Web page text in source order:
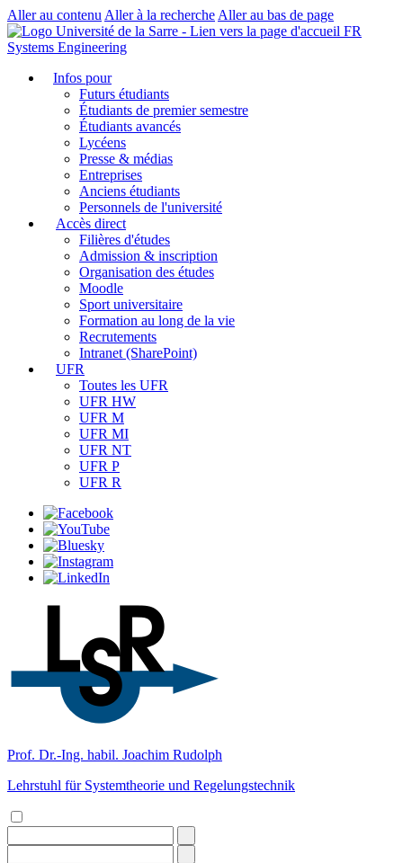
Aller au contenu Aller à la recherche Aller au bas de page
FR
Systems Engineering
Infos pour
Futurs étudiants
Étudiants de premier semestre
Étudiants avancés
Lycéens
Presse & médias
Entreprises
Anciens étudiants
Personnels de l'université
Accès direct
Filières d'études
Admission & inscription
Organisation des études
Moodle
Sport universitaire
Formation au long de la vie
Recrutements
Intranet (SharePoint)
UFR
Toutes les UFR
UFR HW
UFR M
UFR MI
UFR NT
UFR P
UFR R
Prof. Dr.-Ing. habil. Joachim Rudolph
Lehrstuhl für Systemtheorie und Regelungstechnik